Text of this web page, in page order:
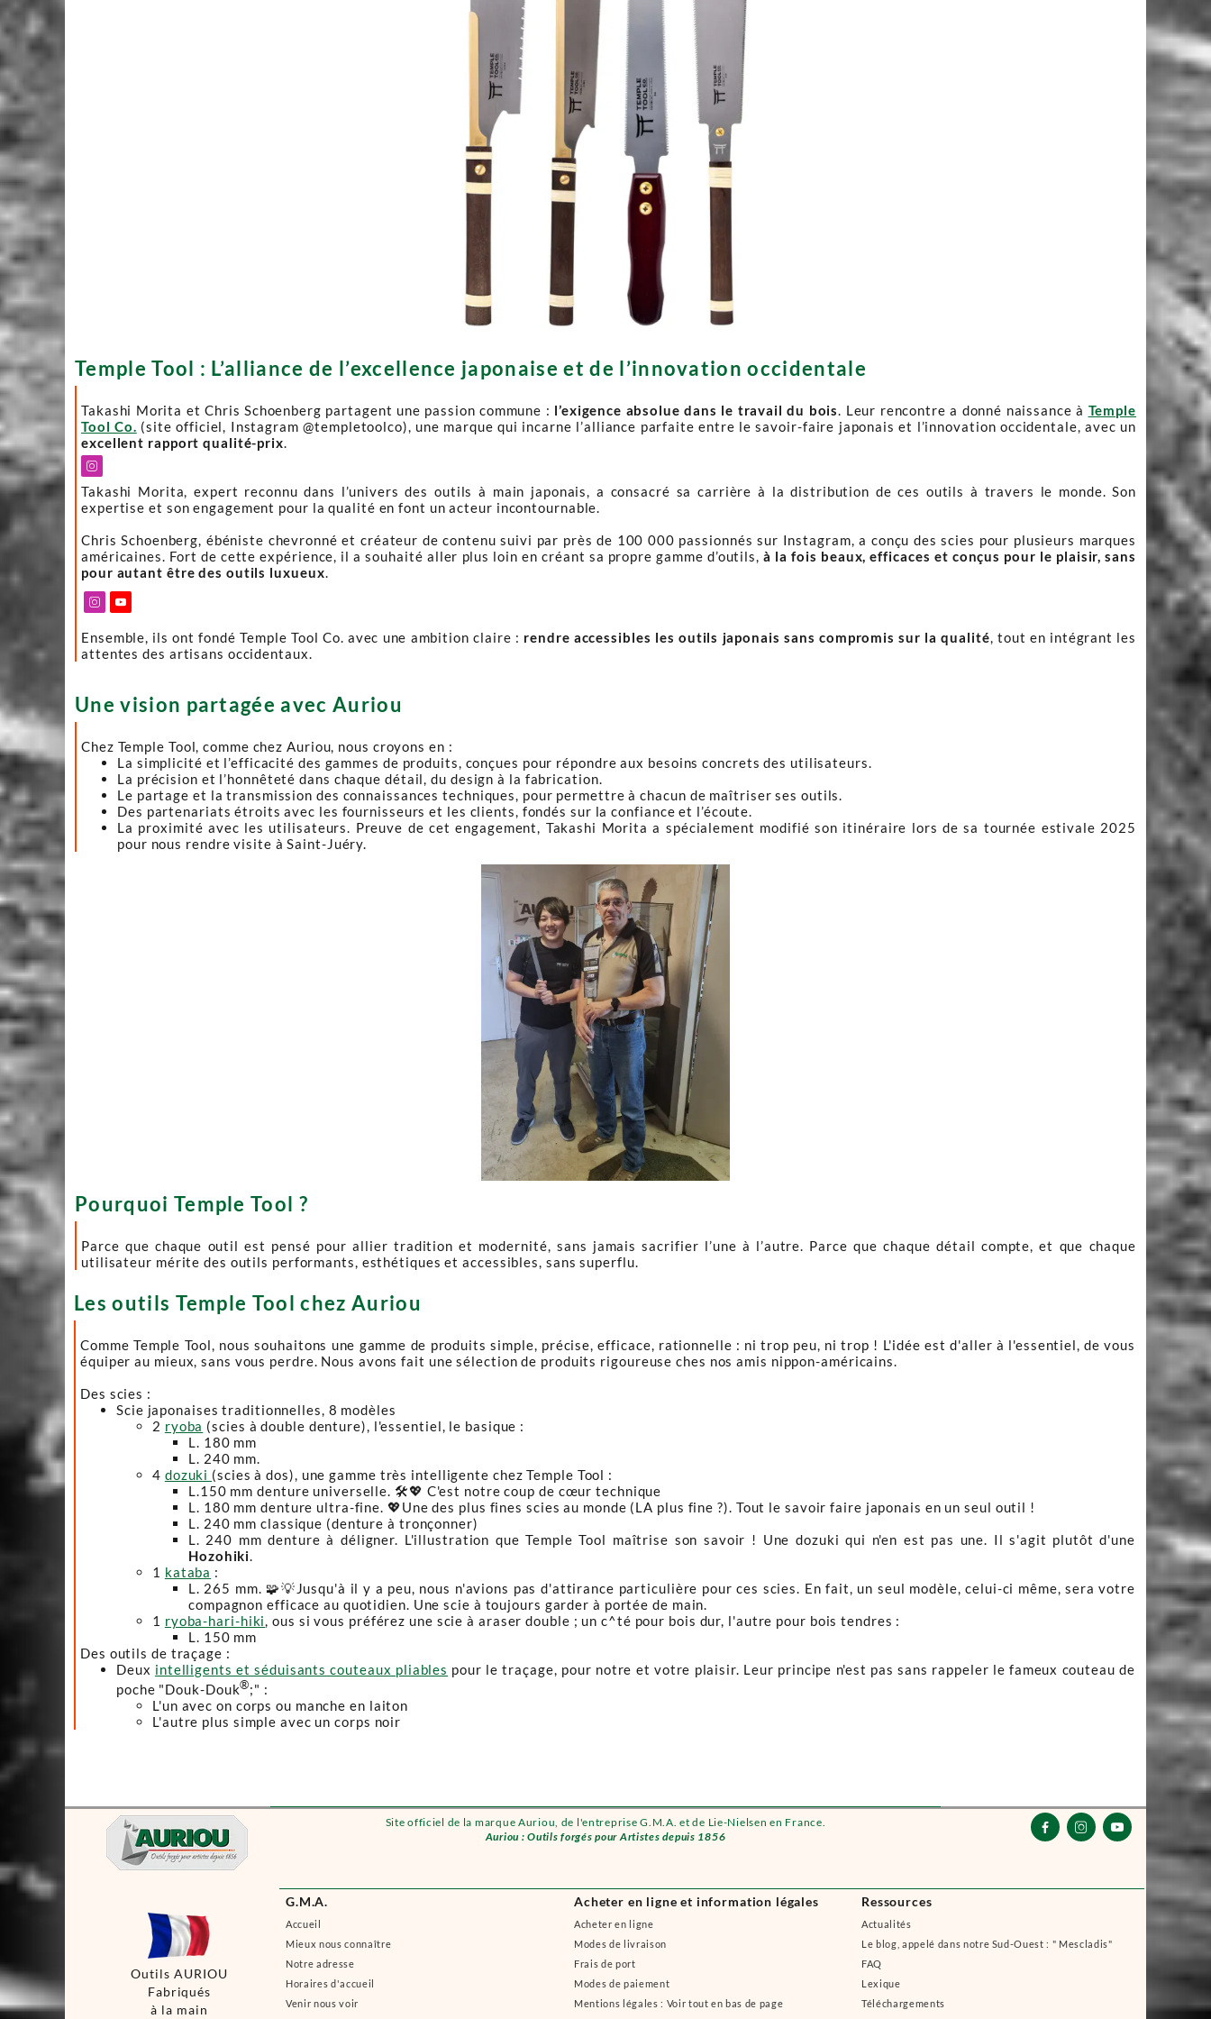
Site officiel de la marque Auriou, de l'entreprise G.M.A. et de Lie-Nielsen en France.
Auriou : Outils forgés pour Artistes depuis 1856
G.M.A.
Accueil
Mieux nous connaître
Notre adresse
Horaires d'accueil
Venir nous voir
Acheter en ligne et information légales
Acheter en ligne
Modes de livraison
Frais de port
Modes de paiement
Mentions légales : Voir tout en bas de page
Ressources
Actualités
Le blog, appelé dans notre Sud-Ouest : " Mescladis"
FAQ
Lexique
Téléchargements
  
Outils AURIOU
Fabriqués
à la main
Temple Tool : L’alliance de l’excellence japonaise et de l’innovation occidentale
Takashi Morita et Chris Schoenberg partagent une passion commune : l’exigence absolue dans le travail du bois. Leur rencontre a donné naissance à Temple
Tool Co. (site officiel, Instagram @templetoolco), une marque qui incarne l’alliance parfaite entre le savoir-faire japonais et l’innovation occidentale, avec un
excellent rapport qualité-prix.
Takashi Morita, expert reconnu dans l’univers des outils à main japonais, a consacré sa carrière à la distribution de ces outils à travers le monde. Son
expertise et son engagement pour la qualité en font un acteur incontournable.
Chris Schoenberg, ébéniste chevronné et créateur de contenu suivi par près de 100 000 passionnés sur Instagram, a conçu des scies pour plusieurs marques
américaines. Fort de cette expérience, il a souhaité aller plus loin en créant sa propre gamme d’outils,à la fois beaux, efficaces et conçus pour le plaisir, sans
pour autant être des outils luxueux.
Ensemble, ils ont fondé Temple Tool Co. avec une ambition claire : rendre accessibles les outils japonais sans compromis sur la qualité, tout en intégrant les
attentes des artisans occidentaux.

 
Une vision partagée avec Auriou
Chez Temple Tool, comme chez Auriou, nous croyons en :
La simplicité et l’efficacité des gammes de produits, conçues pour répondre aux besoins concrets des utilisateurs.
La précision et l’honnêteté dans chaque détail, du design à la fabrication.
Le partage et la transmission des connaissances techniques, pour permettre à chacun de maîtriser ses outils.
Des partenariats étroits avec les fournisseurs et les clients, fondés sur la confiance et l’écoute.
La proximité avec les utilisateurs. Preuve de cet engagement, Takashi Morita a spécialement modifié son itinéraire lors de sa tournée estivale 2025
pour nous rendre visite à Saint-Juéry.
Pourquoi Temple Tool ?
Parce que chaque outil est pensé pour allier tradition et modernité, sans jamais sacrifier l’une à l’autre. Parce que chaque détail compte, et que chaque
utilisateur mérite des outils performants, esthétiques et accessibles, sans superflu.
Les outils Temple Tool chez Auriou
Comme Temple Tool, nous souhaitons une gamme de produits simple, précise, efficace, rationnelle : ni trop peu, ni trop ! L'idée est d'aller à l'essentiel, de vous
équiper au mieux, sans vous perdre. Nous avons fait une sélection de produits rigoureuse ches nos amis nippon-américains.
Des scies :
Scie japonaises traditionnelles, 8 modèles
2 ryoba (scies à double denture), l'essentiel, le basique :
L. 180 mm
L. 240 mm.
4 dozuki (scies à dos), une gamme très intelligente chez Temple Tool :
L.150 mm denture universelle. 🛠️💖 C'est notre coup de cœur technique
L. 180 mm denture ultra-fine. 💖Une des plus fines scies au monde (LA plus fine ?). Tout le savoir faire japonais en un seul outil !
L. 240 mm classique (denture à tronçonner)
L. 240 mm denture à déligner. L'illustration que Temple Tool maîtrise son savoir ! Une dozuki qui n'en est pas une. Il s'agit plutôt d'une
Hozohiki.
1 kataba :
L. 265 mm. 🧩💡Jusqu'à il y a peu, nous n'avions pas d'attirance particulière pour ces scies. En fait, un seul modèle, celui-ci même, sera votre
compagnon efficace au quotidien. Une scie à toujours garder à portée de main.
1 ryoba-hari-hiki, ous si vous préférez une scie à araser double ; un c^té pour bois dur, l'autre pour bois tendres :
L. 150 mm
Des outils de traçage :
Deux intelligents et séduisants couteaux pliables pour le traçage, pour notre et votre plaisir. Leur principe n'est pas sans rappeler le fameux couteau de
poche "Douk-Douk®;" :
L'un avec on corps ou manche en laiton
L'autre plus simple avec un corps noir